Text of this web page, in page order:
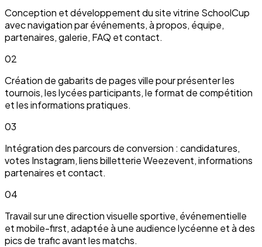
Conception et développement du site vitrine SchoolCup
avec navigation par événements, à propos, équipe,
partenaires, galerie, FAQ et contact.
02
Création de gabarits de pages ville pour présenter les
tournois, les lycées participants, le format de compétition
et les informations pratiques.
03
Intégration des parcours de conversion : candidatures,
votes Instagram, liens billetterie Weezevent, informations
partenaires et contact.
04
Travail sur une direction visuelle sportive, événementielle
et mobile-first, adaptée à une audience lycéenne et à des
pics de trafic avant les matchs.